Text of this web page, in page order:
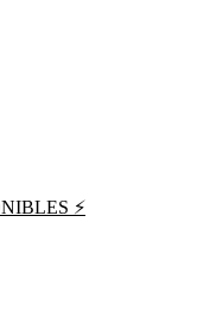
⚡